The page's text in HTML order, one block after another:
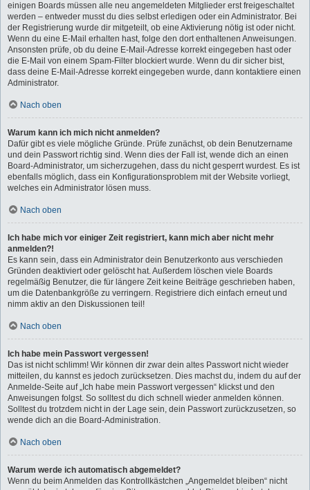
einigen Boards müssen alle neu angemeldeten Mitglieder erst freigeschaltet
werden – entweder musst du dies selbst erledigen oder ein Administrator. Bei
der Registrierung wurde dir mitgeteilt, ob eine Aktivierung nötig ist oder nicht.
Wenn du eine E-Mail erhalten hast, folge den dort enthaltenen Anweisungen.
Ansonsten prüfe, ob du deine E-Mail-Adresse korrekt eingegeben hast oder
die E-Mail von einem Spam-Filter blockiert wurde. Wenn du dir sicher bist,
dass deine E-Mail-Adresse korrekt eingegeben wurde, dann kontaktiere einen
Administrator.
Nach oben
Warum kann ich mich nicht anmelden?
Dafür gibt es viele mögliche Gründe. Prüfe zunächst, ob dein Benutzername
und dein Passwort richtig sind. Wenn dies der Fall ist, wende dich an einen
Board-Administrator, um sicherzugehen, dass du nicht gesperrt wurdest. Es ist
ebenfalls möglich, dass ein Konfigurationsproblem mit der Website vorliegt,
welches ein Administrator lösen muss.
Nach oben
Ich habe mich vor einiger Zeit registriert, kann mich aber nicht mehr
anmelden?!
Es kann sein, dass ein Administrator dein Benutzerkonto aus verschieden
Gründen deaktiviert oder gelöscht hat. Außerdem löschen viele Boards
regelmäßig Benutzer, die für längere Zeit keine Beiträge geschrieben haben,
um die Datenbankgröße zu verringern. Registriere dich einfach erneut und
nimm aktiv an den Diskussionen teil!
Nach oben
Ich habe mein Passwort vergessen!
Das ist nicht schlimm! Wir können dir zwar dein altes Passwort nicht wieder
mitteilen, du kannst es jedoch zurücksetzen. Dies machst du, indem du auf der
Anmelde-Seite auf „Ich habe mein Passwort vergessen“ klickst und den
Anweisungen folgst. So solltest du dich schnell wieder anmelden können.
Solltest du trotzdem nicht in der Lage sein, dein Passwort zurückzusetzen, so
wende dich an die Board-Administration.
Nach oben
Warum werde ich automatisch abgemeldet?
Wenn du beim Anmelden das Kontrollkästchen „Angemeldet bleiben“ nicht